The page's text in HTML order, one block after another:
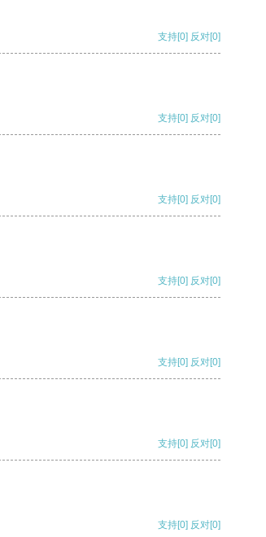
支持[0] 反对[0]
支持[0] 反对[0]
支持[0] 反对[0]
支持[0] 反对[0]
支持[0] 反对[0]
支持[0] 反对[0]
支持[0] 反对[0]